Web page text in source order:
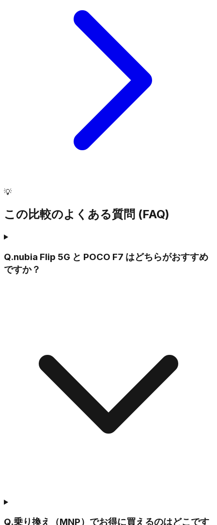
💡
この比較のよくある質問 (FAQ)
Q.nubia Flip 5G と POCO F7 はどちらがおすすめ
ですか？
Q.乗り換え（MNP）でお得に買えるのはどこです